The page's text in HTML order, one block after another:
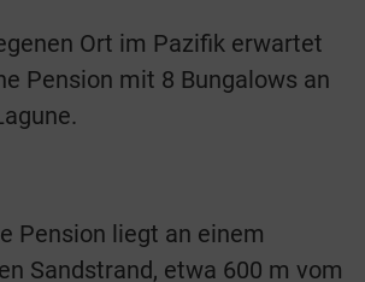
Ort im Pazifik erwartet
Pension mit 8 Bungalows an
Pension liegt an einem
Sandstrand, etwa 600 m vom